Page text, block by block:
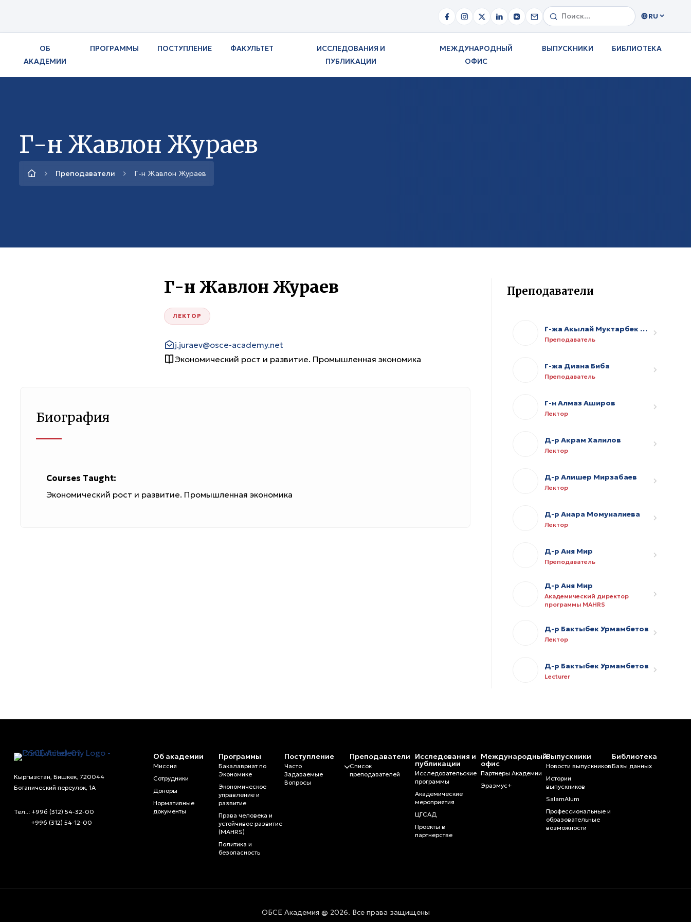
RU
ОБ
АКАДЕМИИ
ПРОГРАММЫ ПОСТУПЛЕНИЕ ФАКУЛЬТЕТ
ИССЛЕДОВАНИЯ И
ПУБЛИКАЦИИ
МЕЖДУНАРОДНЫЙ
ОФИС
ВЫПУСКНИКИ БИБЛИОТЕКА
Г-н Жавлон Жураев
Преподаватели Г-н Жавлон Жураев
Г-н Жавлон Жураев
ЛЕКТОР
j.juraev@osce-academy.net
Экономический рост и развитие. Промышленная экономика
Биография
Courses Taught:
Экономический рост и развитие. Промышленная экономика
Преподаватели
Г-жа Акылай Муктарбек кызы
Преподаватель
Г-жа Диана Биба
Преподаватель
Г-н Алмаз Аширов
Лектор
Д-р Акрам Халилов
Лектор
Д-р Алишер Мирзабаев
Лектор
Д-р Анара Момуналиева
Лектор
Д-р Аня Мир
Преподаватель
Д-р Аня Мир
Академический директор
программы MAHRS
Д-р Бактыбек Урмамбетов
Лектор
Д-р Бактыбек Урмамбетов
Lecturer
Кыргызстан, Бишкек, 720044
Ботанический переулок, 1А
Тел..: +996 (312) 54-32-00
+996 (312) 54-12-00
Об академии
Миссия
Сотрудники
Доноры
Нормативные
документы
Программы
Бакалавриат по
Экономике
Экономическое
управление и
развитие
Права человека и
устойчивое развитие
(MAHRS)
Политика и
безопасность
Поступление
Часто
Задаваемые
Вопросы
Преподаватели
Список
преподавателей
Исследования и
публикации
Исследовательские
программы
Академические
мероприятия
ЦГСАД
Проекты в
партнерстве
Международный
офис
Партнеры Академии
Эразмус+
Выпускники
Новости выпускников
Истории
выпускников
SalamAlum
Профессиональные и
образовательные
возможности
Библиотека
Базы данных
ОБСЕ Академия @ 2026. Все права защищены